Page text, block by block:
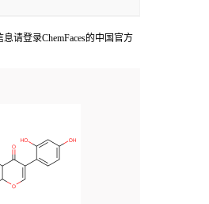
请登录ChemFaces的中国官方